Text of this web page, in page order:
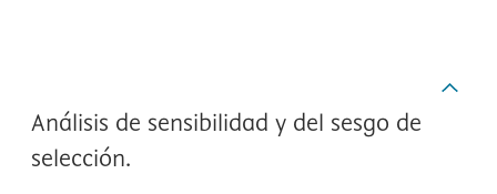
Análisis de sensibilidad y del sesgo de
selección.